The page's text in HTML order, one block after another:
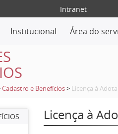
Intranet
Institucional Área do
Cadastro e Benefícios > Licença à
Licença à